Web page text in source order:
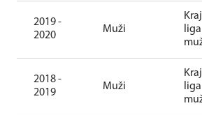
2019 -
2020
Muži
liga
2018 -
2019
Muži
liga